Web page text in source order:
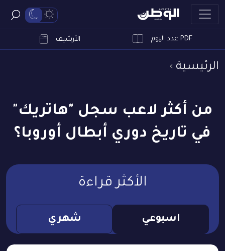
PDF عدد اليوم الأرشيف
الرئيسية
من أكثر لاعب سجل "هاتريك"
في تاريخ دوري أبطال أوروبا؟
الأكثر قراءة
اسبوعي شهري